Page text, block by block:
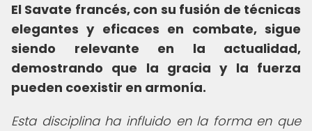
El Savate francés, con su fusión de técnicas
elegantes y eficaces en combate, sigue
siendo relevante en la actualidad,
demostrando que la gracia y la fuerza
pueden coexistir en armonía.
Esta disciplina ha influido en la forma en que